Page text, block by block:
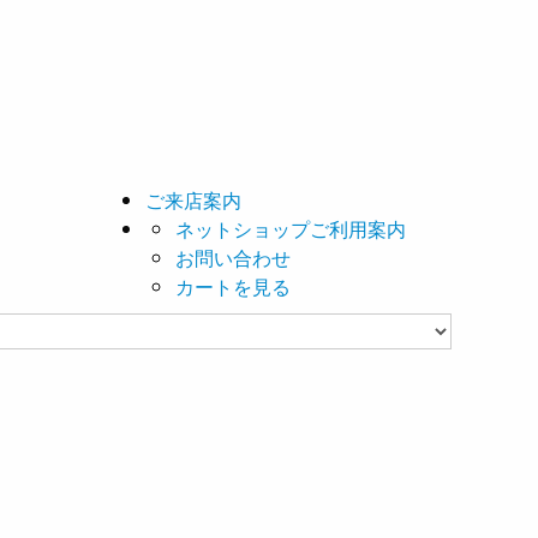
ご来店案内
ネットショップご利用案内
お問い合わせ
カートを見る